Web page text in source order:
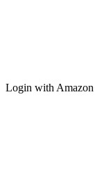
Login with Amazon